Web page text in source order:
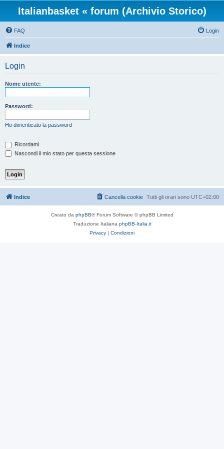
Italianbasket « forum (Archivio Storico)
FAQ Login
Indice
Login
Nome utente:
Password:
Ho dimenticato la password
Ricordami
Nascondi il mio stato per questa sessione
Indice Tutti gli orari sono UTC+02:00
Cancella cookie
Creato da phpBB® Forum Software © phpBB Limited
Traduzione Italiana phpBB-Italia.it
Privacy | Condizioni